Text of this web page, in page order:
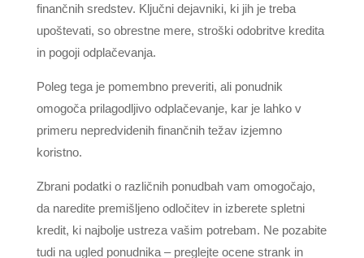
finančnih sredstev. Ključni dejavniki, ki jih je treba
upoštevati, so obrestne mere, stroški odobritve kredita
in pogoji odplačevanja.
Poleg tega je pomembno preveriti, ali ponudnik
omogoča prilagodljivo odplačevanje, kar je lahko v
primeru nepredvidenih finančnih težav izjemno
koristno.
Zbrani podatki o različnih ponudbah vam omogočajo,
da naredite premišljeno odločitev in izberete spletni
kredit, ki najbolje ustreza vašim potrebam. Ne pozabite
tudi na ugled ponudnika – preglejte ocene strank in